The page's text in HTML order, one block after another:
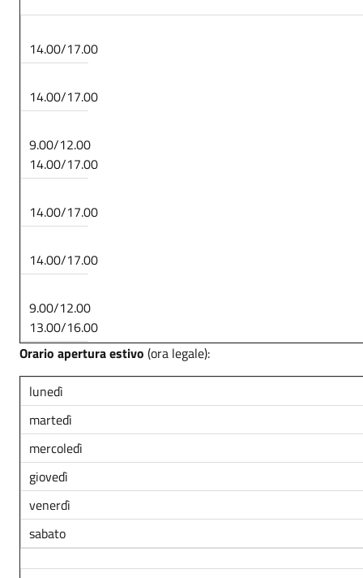
14.00/17.00
14.00/17.00
9.00/12.00
14.00/17.00
14.00/17.00
14.00/17.00
9.00/12.00
13.00/16.00
Orario apertura estivo (ora legale):
lunedì
martedì
mercoledì
giovedì
venerdì
sabato